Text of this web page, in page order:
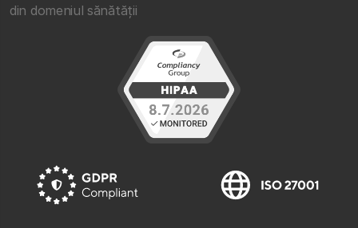
din domeniul sănătății